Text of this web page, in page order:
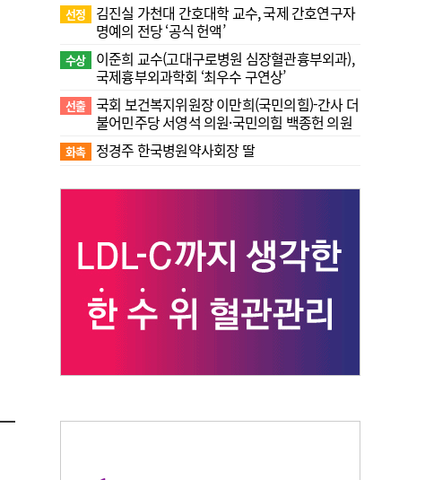
선정
김진실 가천대 간호대학 교수, 국제 간호연구자
명예의 전당 ‘공식 헌액’
수상
이준희 교수(고대구로병원 심장혈관흉부외과),
국제흉부외과학회 ‘최우수 구연상’
선출 국회 보건복지위원장 이만희(국민의힘)-간사 더
불어민주당 서영석 의원·국민의힘 백종헌 의원
화촉 정경주 한국병원약사회장 딸